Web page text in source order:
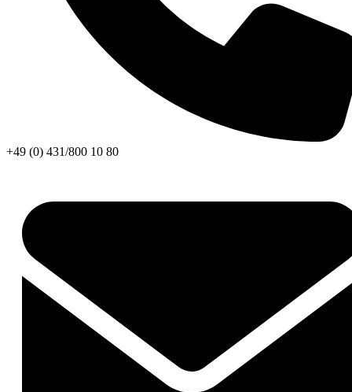
+49 (0) 431/800 10 80